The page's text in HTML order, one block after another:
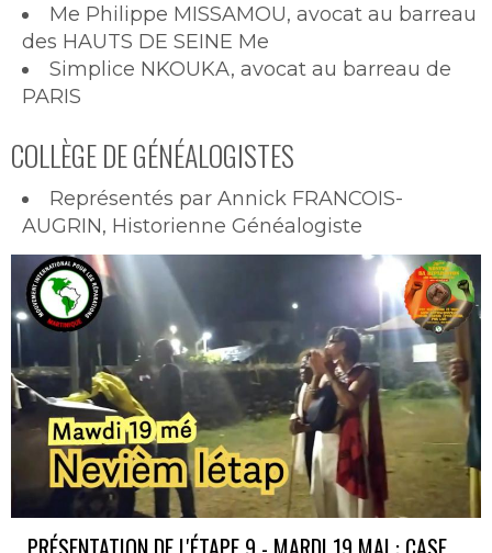
Me Philippe MISSAMOU, avocat au barreau
des HAUTS DE SEINE Me
Simplice NKOUKA, avocat au barreau de
PARIS
COLLÈGE DE GÉNÉALOGISTES
Représentés par Annick FRANCOIS-
AUGRIN, Historienne Généalogiste